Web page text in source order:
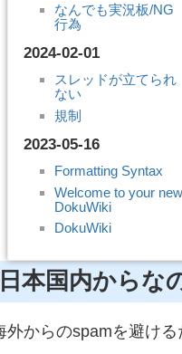
なんでも実況板/NG
行為
2024-02-01
スレッドが立てられ
ない
規制
2023-05-16
Formatting Syntax
Welcome to your new
DokuWiki
DokuWiki
本国内からな
外からのspamを避け